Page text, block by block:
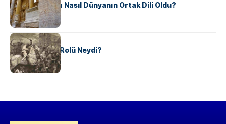
Antik Yunanca Nasıl Dünyanın Ortak Dili Oldu?
KÜLTÜR
Valdensler’in Rolü Neydi?